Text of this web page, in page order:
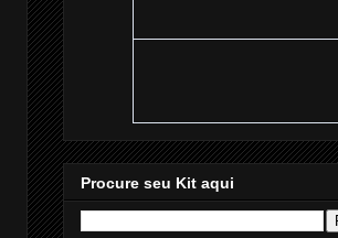
Procure seu Kit aqui